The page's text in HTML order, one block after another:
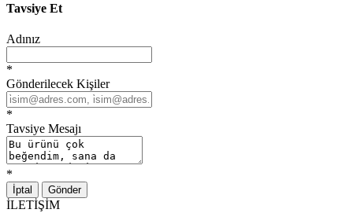
Tavsiye Et
Adınız
*
Gönderilecek Kişiler
*
Tavsiye Mesajı
*
İptal Gönder
İLETİŞİM